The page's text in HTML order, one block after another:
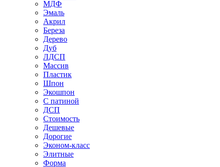
МДФ
Эмаль
Акрил
Береза
Дерево
Дуб
ЛДСП
Массив
Пластик
Шпон
Экошпон
С патиной
ДСП
Стоимость
Дешевые
Дорогие
Эконом-класс
Элитные
Форма